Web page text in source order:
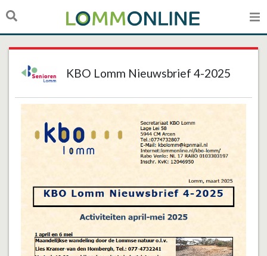
KBO Lomm Nieuwsbrief 4-2025